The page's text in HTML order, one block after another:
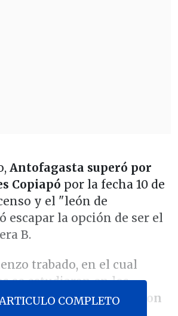
Antofagasta superó por
Copiapó por la fecha 10 de
y el "león de
escapar la opción de ser el
B.
trabado, en el cual
se estudiaron en los
los "pumas" abrieron
COMPLETO